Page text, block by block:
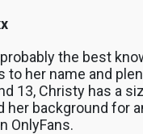
the best
to her name and
13, Christy has a
her background for
OnlyFans.